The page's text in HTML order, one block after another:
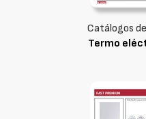
Catálogos
Termo